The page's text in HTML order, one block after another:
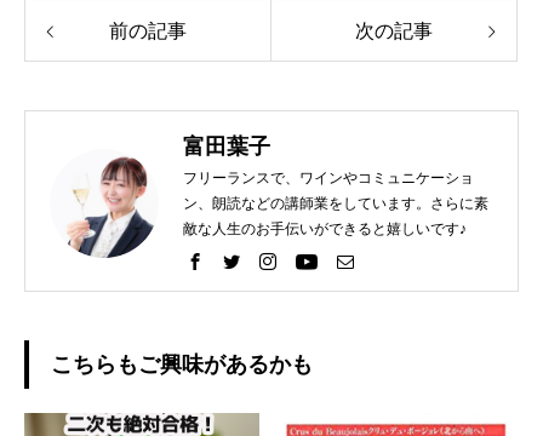
前の記事 次の記事
富田葉子
フリーランスで、ワインやコミュニケーショ
ン、朗読などの講師業をしています。さらに素
敵な人生のお手伝いができると嬉しいです♪
こちらもご興味があるかも